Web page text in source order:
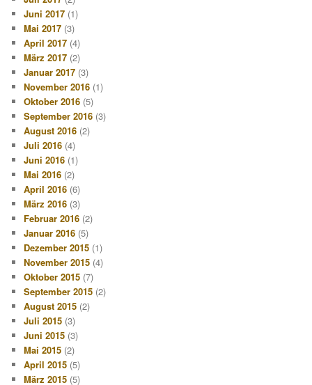
Juni 2017 (1)
Mai 2017 (3)
April 2017 (4)
März 2017 (2)
Januar 2017 (3)
November 2016 (1)
Oktober 2016 (5)
September 2016 (3)
August 2016 (2)
Juli 2016 (4)
Juni 2016 (1)
Mai 2016 (2)
April 2016 (6)
März 2016 (3)
Februar 2016 (2)
Januar 2016 (5)
Dezember 2015 (1)
November 2015 (4)
Oktober 2015 (7)
September 2015 (2)
August 2015 (2)
Juli 2015 (3)
Juni 2015 (3)
Mai 2015 (2)
April 2015 (5)
März 2015 (5)